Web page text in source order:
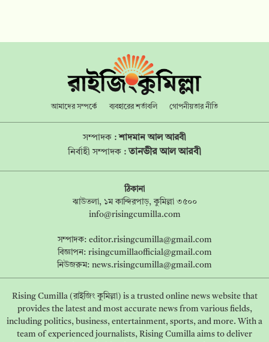
আমাদের সম্পর্কে ব্যবহারের শর্তাবলি গোপনীয়তার নীতি
সম্পাদক :শাদমান আল আরবী
নির্বাহী সম্পাদক :তানভীর আল আরবী
ঠিকানা
ঝাউতলা, ১ম কান্দিরপাড়, কুমিল্লা ৩৫০০
info@risingcumilla.com
সম্পাদক: editor.risingcumilla@gmail.com
বিজ্ঞাপন: risingcumillaofficial@gmail.com
নিউজরুম: news.risingcumilla@gmail.com
Rising Cumilla (রাইজিং কুমিল্লা) is a trusted online news website that
provides the latest and most accurate news from various fields,
including politics, business, entertainment, sports, and more. With a
team of experienced journalists, Rising Cumilla aims to deliver